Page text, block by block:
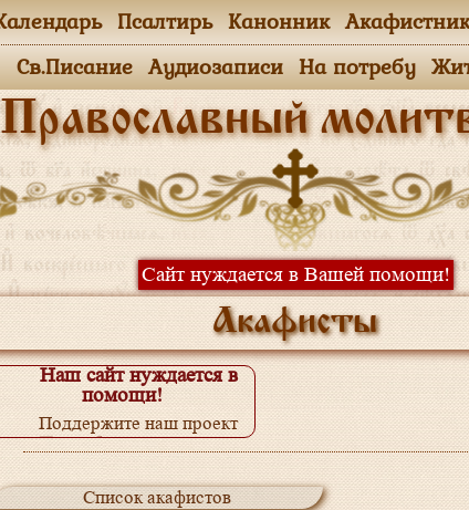
Православный
Сайт нуждается в Вашей помощи!
Акафисты
Псалтирь Канонник Акафистник
Св.Писание Аудиозаписи На потребу
Наш сайт нуждается в
помощи!
Поддержите наш проект
Подробнее...
Список акафистов